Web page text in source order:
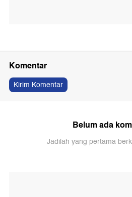
Komentar
Kirim Komentar
Belum ada
Jadilah yang pertama